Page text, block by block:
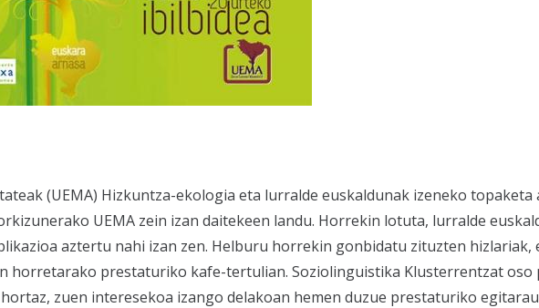
(UEMA) Hizkuntza-ekologia eta lurralde euskaldunak izeneko
UEMA zein izan daitekeen landu. Horrekin lotuta, lurralde
aztertu nahi izan zen. Helburu horrekin gonbidatu zituzten
horretarako prestaturiko kafe-tertulian. Soziolinguistika Klusterrentzat
zuen interesekoa izango delakoan hemen duzue prestaturiko